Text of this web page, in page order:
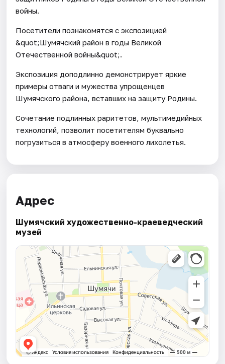
войны.
Посетители познакомятся с экспозицией
&quot;Шумячский район в годы Великой
Отечественной войны&quot;.
Экспозиция доподлинно демонстрирует яркие
примеры отваги и мужества упрощенцев
Шумячского района, вставших на защиту Родины.
Сочетание подлинных раритетов, мультимедийных
технологий, позволит посетителям буквально
погрузиться в атмосферу военного лихолетья.
Адрес
Шумячский художественно-краеведческий
музей